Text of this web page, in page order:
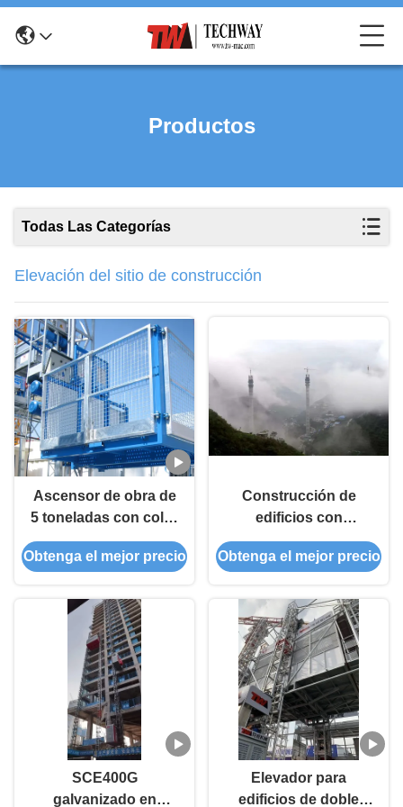
Productos
Todas Las Categorías
Elevación del sitio de construcción
Ascensor de obra de
5 toneladas con color
personalizado
Obtenga el mejor precio
Construcción de
edificios con
elevadores de 2000
kg/jaula
Obtenga el mejor precio
SCE400G
galvanizado en
Elevador para
edificios de doble